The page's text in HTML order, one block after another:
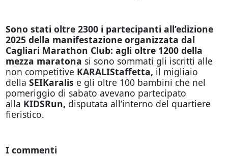
Sono stati oltre 2300 i partecipanti all’edizione
2025 della manifestazione organizzata dal
Cagliari Marathon Club: agli oltre 1200 della
mezza maratona si sono sommati gli iscritti alle
non competitive KARALIStaffetta, il migliaio
della SEIKaralis e gli oltre 100 bambini che nel
pomeriggio di sabato avevano partecipato
alla KIDSRun, disputata all’interno del quartiere
fieristico.
I commenti